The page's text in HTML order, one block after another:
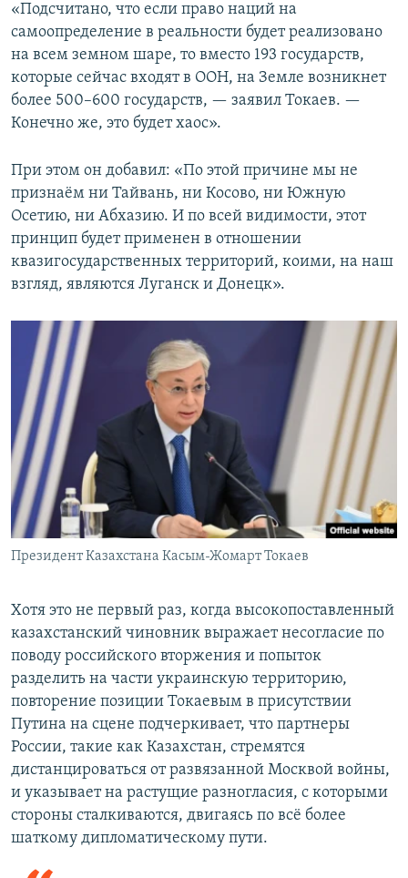
«Подсчитано, что если право наций на
самоопределение в реальности будет реализовано
на всем земном шаре, то вместо 193 государств,
которые сейчас входят в ООН, на Земле возникнет
более 500–600 государств, — заявил Токаев. —
Конечно же, это будет хаос».
При этом он добавил: «По этой причине мы не
признаём ни Тайвань, ни Косово, ни Южную
Осетию, ни Абхазию. И по всей видимости, этот
принцип будет применен в отношении
квазигосударственных территорий, коими, на наш
взгляд, являются Луганск и Донецк».
Президент Казахстана Касым-Жомарт Токаев
Хотя это не первый раз, когда высокопоставленный
казахстанский чиновник выражает несогласие по
поводу российского вторжения и попыток
разделить на части украинскую территорию,
повторение позиции Токаевым в присутствии
Путина на сцене подчеркивает, что партнеры
России, такие как Казахстан, стремятся
дистанцироваться от развязанной Москвой войны,
и указывает на растущие разногласия, с которыми
стороны сталкиваются, двигаясь по всё более
шаткому дипломатическому пути.